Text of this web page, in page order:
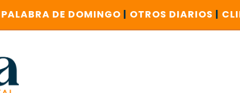
PALABRA DE DOMINGO | OTROS DIARIOS |